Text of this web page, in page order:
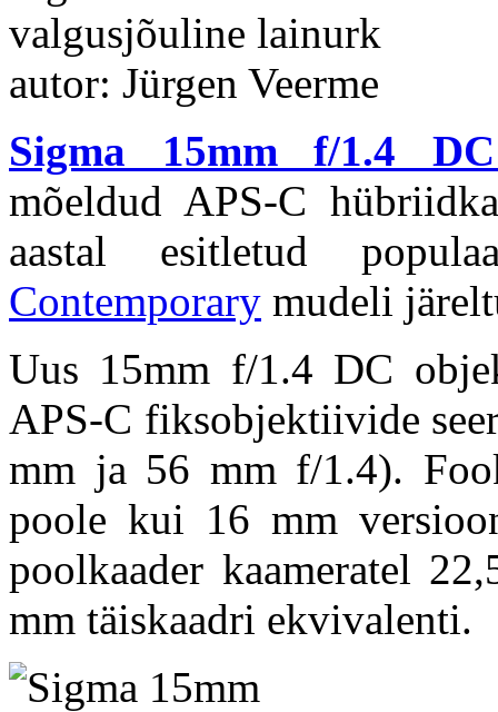
valgusjõuline lainurk
autor: Jürgen Veerme
Sigma 15mm f/1.4
mõeldud APS-C
aastal esitletud
Contemporary mudeli
Uus 15mm f/1.4 DC
APS-C fiksobjektiivide
mm ja 56 mm f/1.4).
poole kui 16 mm
poolkaader kaameratel
mm täiskaadri ekvivalenti.